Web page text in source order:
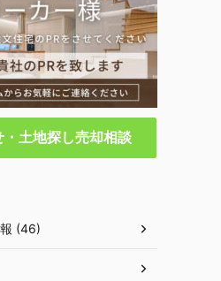
・土地探し売却相談
(46)